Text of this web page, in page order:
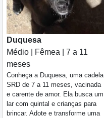
Duquesa
Médio | Fêmea | 7 a 11
meses
Conheça a Duquesa, uma cadela
SRD de 7 a 11 meses, vacinada
e carente de amor. Ela busca um
lar com quintal e crianças para
brincar. Adote e transforme uma